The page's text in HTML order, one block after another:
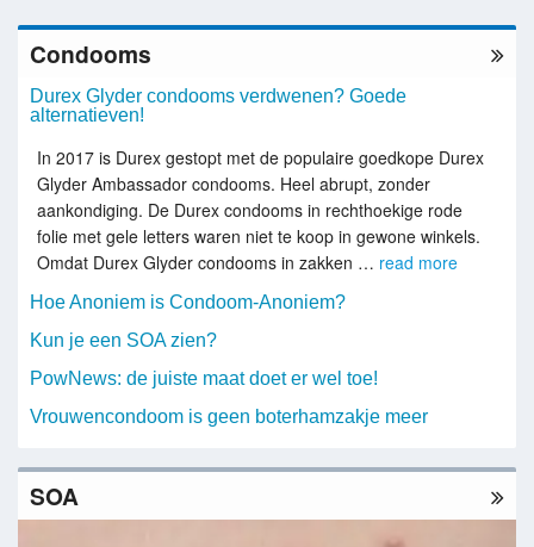
Condooms
Durex Glyder condooms verdwenen? Goede
alternatieven!
In 2017 is Durex gestopt met de populaire goedkope Durex
Glyder Ambassador condooms. Heel abrupt, zonder
aankondiging. De Durex condooms in rechthoekige rode
folie met gele letters waren niet te koop in gewone winkels.
Omdat Durex Glyder condooms in zakken … read more
Hoe Anoniem is Condoom-Anoniem?
Kun je een SOA zien?
PowNews: de juiste maat doet er wel toe!
Vrouwencondoom is geen boterhamzakje meer
SOA